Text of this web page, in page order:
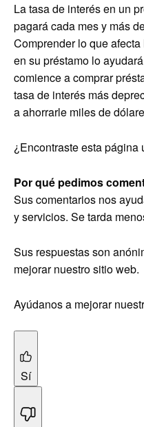
La tasa de interés en un
pagará cada mes y más
Comprender lo que
en su préstamo lo
comience a comprar
tasa de interés más
a ahorrarle miles de
¿Encontraste esta página
Por qué pedimos
Sus comentarios nos
y servicios. Se tarda
Sus respuestas son
mejorar nuestro sitio web.
Ayúdanos a mejorar
Sí